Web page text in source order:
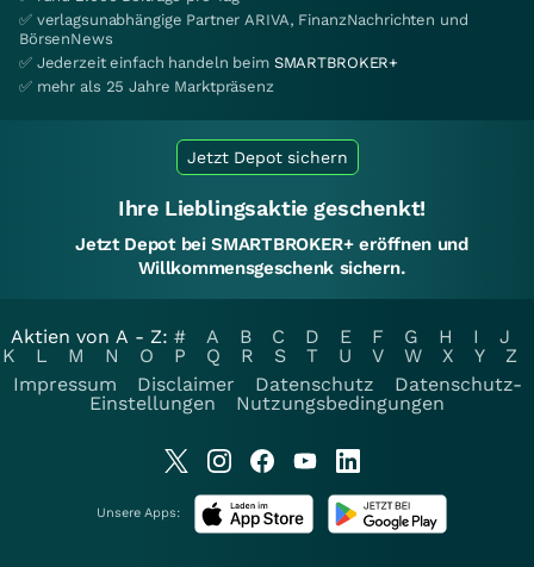
✅ verlagsunabhängige Partner ARIVA, FinanzNachrichten und
BörsenNews
✅ Jederzeit einfach handeln beim SMARTBROKER+
✅ mehr als 25 Jahre Marktpräsenz
Jetzt Depot sichern
Ihre Lieblingsaktie geschenkt!
Jetzt Depot bei SMARTBROKER+ eröffnen und
Willkommensgeschenk sichern.
Aktien von A - Z: # A B C D E F G H I
J
K
L M N O P Q R S T U V W X Y
Z
Impressum
Disclaimer Datenschutz
Datenschutz-
Einstellungen
Nutzungsbedingungen
Unsere Apps: